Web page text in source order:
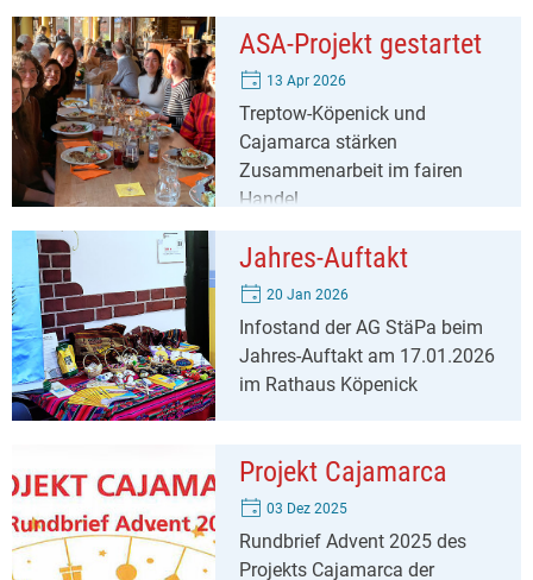
ASA-Projekt gestartet
13 Apr 2026
Treptow-Köpenick und
Cajamarca stärken
Zusammenarbeit im fairen
Handel
Jahres-Auftakt
20 Jan 2026
Infostand der AG StäPa beim
Jahres-Auftakt am 17.01.2026
im Rathaus Köpenick
Projekt Cajamarca
03 Dez 2025
Rundbrief Advent 2025 des
Projekts Cajamarca der